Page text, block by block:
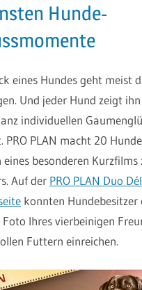
Hunde-
eines Hundes geht meist
Und jeder Hund zeigt
individuellen
PRO PLAN macht 20
eines besonderen Kurzfilms
Auf der PRO PLAN Duo
konnten Hundebesitzer
Ihres vierbeinigen
Futtern einreichen.